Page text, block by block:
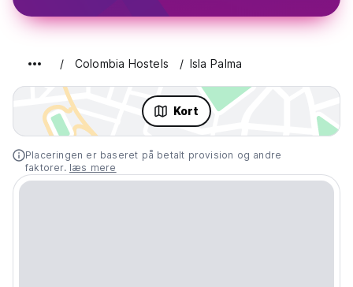
Colombia Hostels Isla Palma
Kort
Placeringen er baseret på betalt provision og andre
faktorer. læs mere